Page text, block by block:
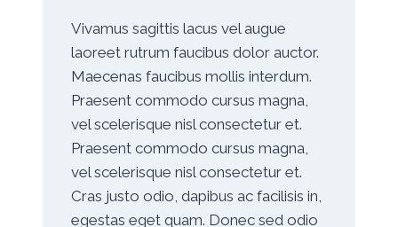
Vivamus sagittis lacus vel augue
laoreet rutrum faucibus dolor auctor.
Maecenas faucibus mollis interdum.
Praesent commodo cursus magna,
vel scelerisque nisl consectetur et.
Praesent commodo cursus magna,
vel scelerisque nisl consectetur et.
Cras justo odio, dapibus ac facilisis in,
egestas eget quam. Donec sed odio